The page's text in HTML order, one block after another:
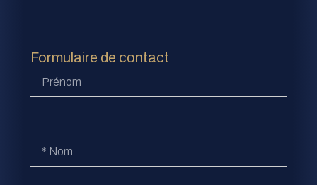
Formulaire de contact